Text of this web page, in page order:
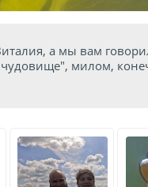
а мы вам
милом,